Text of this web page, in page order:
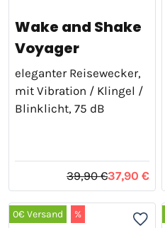
Wake and Shake
Voyager
eleganter Reisewecker,
mit Vibration / Klingel /
Blinklicht, 75 dB
39,90 €37,90 €
0€ Versand %